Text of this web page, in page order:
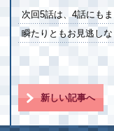
次回5話は、4話にも
瞬たりともお見逃し
新しい記事へ